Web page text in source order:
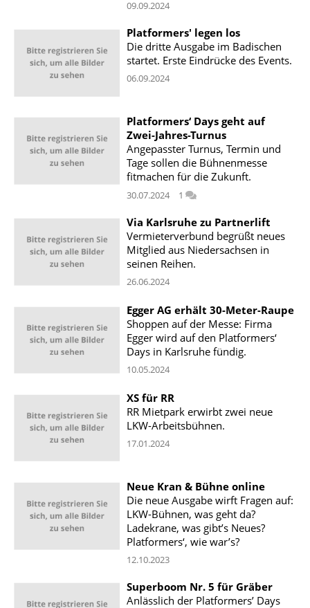
09.09.2024
Platformers' legen los
Die dritte Ausgabe im Badischen
startet. Erste Eindrücke des Events.
06.09.2024
Platformers‘ Days geht auf
Zwei-Jahres-Turnus
Angepasster Turnus, Termin und
Tage sollen die Bühnenmesse
fitmachen für die Zukunft.
30.07.2024 1
Via Karlsruhe zu Partnerlift
Vermieterverbund begrüßt neues
Mitglied aus Niedersachsen in
seinen Reihen.
26.06.2024
Egger AG erhält 30-Meter-Raupe
Shoppen auf der Messe: Firma
Egger wird auf den Platformers‘
Days in Karlsruhe fündig.
10.05.2024
XS für RR
RR Mietpark erwirbt zwei neue
LKW-Arbeitsbühnen.
17.01.2024
Neue Kran & Bühne online
Die neue Ausgabe wirft Fragen auf:
LKW-Bühnen, was geht da?
Ladekrane, was gibt’s Neues?
Platformers‘, wie war’s?
12.10.2023
Superboom Nr. 5 für Gräber
Anlässlich der Platformers’ Days